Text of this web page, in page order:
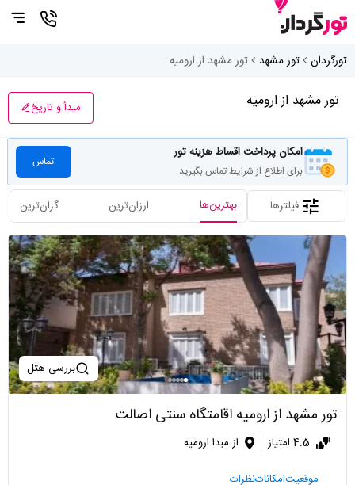
تورگردان تور مشهد تور مشهد از ارومیه
تور مشهد از ارومیه مبدأ و تاریخ
امکان پرداخت اقساط هزینه تور
برای اطلاع از شرایط تماس بگیرید.
تماس
فیلترها بهترین‌ها ارزان‌ترین گران‌ترین
بررسی هتل
تور مشهد از ارومیه اقامتگاه سنتی اصالت
4.5 امتیاز از مبدا ارومیه
موقعیتامکاناتنظرات